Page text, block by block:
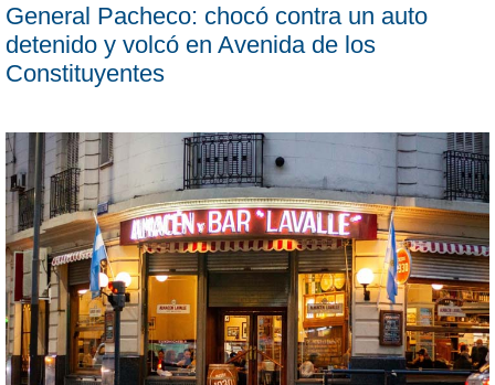
General Pacheco: chocó contra un auto
detenido y volcó en Avenida de los
Constituyentes